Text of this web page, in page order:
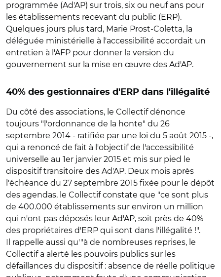
programmée (Ad'AP) sur trois, six ou neuf ans pour
les établissements recevant du public (ERP).
Quelques jours plus tard, Marie Prost-Coletta, la
déléguée ministérielle à l'accessibilité accordait un
entretien à l'AFP pour donner la version du
gouvernement sur la mise en œuvre des Ad'AP.
40% des gestionnaires d'ERP dans l'illégalité
Du côté des associations, le Collectif dénonce
toujours "l'ordonnance de la honte" du 26
septembre 2014 - ratifiée par une loi du 5 août 2015 -,
qui a renoncé de fait à l'objectif de l'accessibilité
universelle au 1er janvier 2015 et mis sur pied le
dispositif transitoire des Ad'AP. Deux mois après
l'échéance du 27 septembre 2015 fixée pour le dépôt
des agendas, le Collectif constate que "ce sont plus
de 400.000 établissements sur environ un million
qui n'ont pas déposés leur Ad'AP, soit près de 40%
des propriétaires d'ERP qui sont dans l'illégalité !".
Il rappelle aussi qu'"à de nombreuses reprises, le
Collectif a alerté les pouvoirs publics sur les
défaillances du dispositif : absence de réelle politique